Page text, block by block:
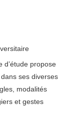
d’étude propose
ses diverses
modalités
et gestes